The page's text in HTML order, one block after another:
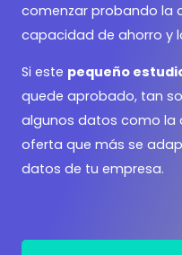
comenzar probando la
capacidad de ahorro y
Si este pequeño
quede aprobado, tan
algunos datos como la
oferta que más se
datos de tu empresa.